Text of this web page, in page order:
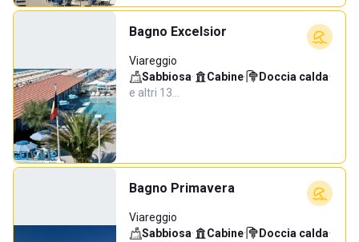
Bagno Excelsior
Viareggio
Sabbiosa· Cabine· Doccia calda·
e altri 13…
Bagno Primavera
Viareggio
Sabbiosa· Cabine· Doccia calda·